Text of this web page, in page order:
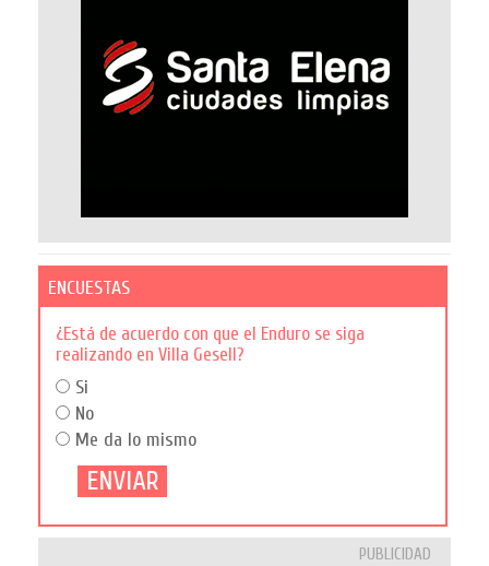
ENCUESTAS
¿Está de acuerdo con que el Enduro se siga
realizando en Villa Gesell?
Si
No
Me da lo mismo
PUBLICIDAD